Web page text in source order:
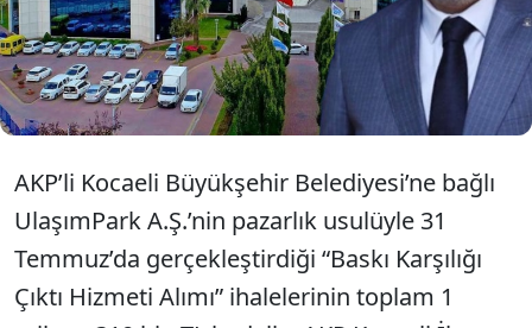
yapan Ergelen, ihaleyi savunmak yerine
muhalefete ve basına ağır suçlamalarda
bulundu.
AKP’li Kocaeli Büyükşehir Belediyesi’ne bağlı
UlaşımPark A.Ş.’nin pazarlık usulüyle 31
Temmuz’da gerçekleştirdiği “Baskı Karşılığı
Çıktı Hizmeti Alımı” ihalelerinin toplam 1